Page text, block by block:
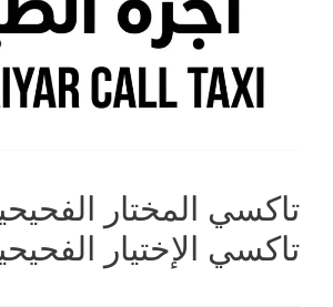
تاكسي المختار
تاكسي الإختيار